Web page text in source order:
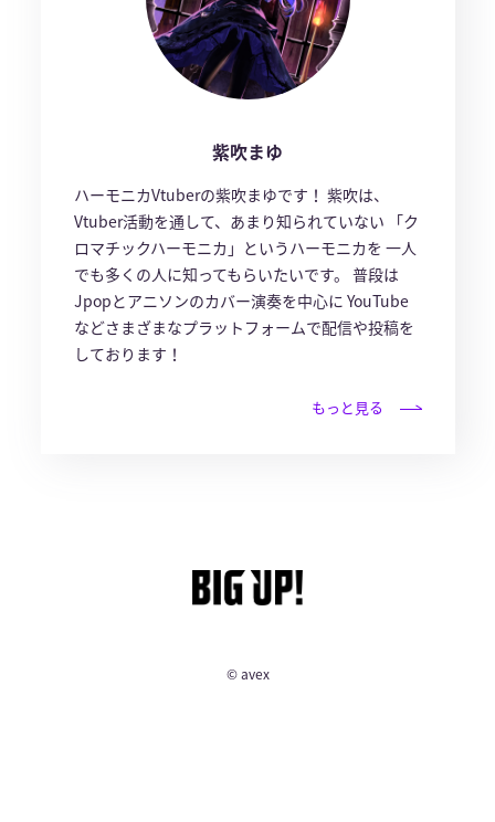
紫吹まゆ
ハーモニカVtuberの紫吹まゆです！ 紫吹は、
Vtuber活動を通して、あまり知られていない 「ク
ロマチックハーモニカ」というハーモニカを 一人
でも多くの人に知ってもらいたいです。 普段は
Jpopとアニソンのカバー演奏を中心に YouTube
などさまざまなプラットフォームで配信や投稿を
しております！
もっと見る
© avex